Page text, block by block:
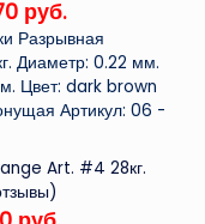
руб.
Разрывная
Диаметр: 0.22 мм.
м. Цвет: dark brown
Артикул: 06 -
Art. #4 28кг.